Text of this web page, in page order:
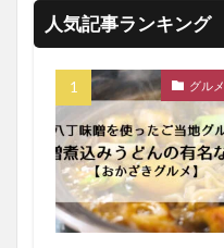
人気記事ランキング
グルメ